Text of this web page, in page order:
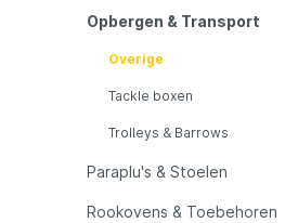
Mainline
Minn Kota
MTC
Opbergen & Transport
Overige
Tackle boxen
Trolleys & Barrows
Paraplu's & Stoelen
Rookovens & Toebehoren